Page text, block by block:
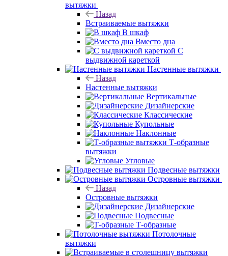
вытяжки
Назад
Встраиваемые вытяжки
В шкаф
Вместо дна
С
выдвижной кареткой
Настенные вытяжки
Назад
Настенные вытяжки
Вертикальные
Дизайнерские
Классические
Купольные
Наклонные
Т-образные
вытяжки
Угловые
Подвесные вытяжки
Островные вытяжки
Назад
Островные вытяжки
Дизайнерские
Подвесные
Т-образные
Потолочные
вытяжки